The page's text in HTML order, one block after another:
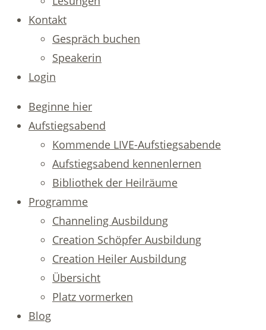
Kontakt
Gespräch buchen
Speakerin
Login
Beginne hier
Aufstiegsabend
Kommende LIVE-Aufstiegsabende
Aufstiegsabend kennenlernen
Bibliothek der Heilräume
Programme
Channeling Ausbildung
Creation Schöpfer Ausbildung
Creation Heiler Ausbildung
Übersicht
Platz vormerken
Blog